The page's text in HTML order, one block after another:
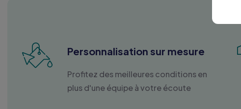
Personnalisation sur mesure
Profitez des meilleures conditions en
plus d'une équipe à votre écoute